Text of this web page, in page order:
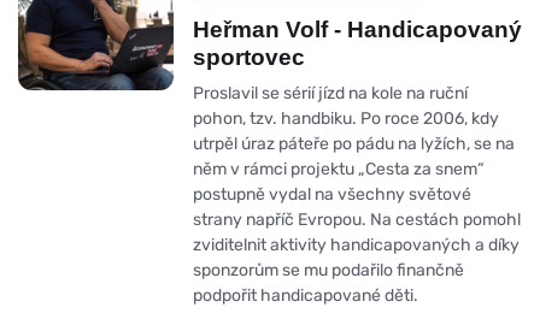
Heřman Volf - Handicapovaný
sportovec
Proslavil se sérií jízd na kole na ruční
pohon, tzv. handbiku. Po roce 2006, kdy
utrpěl úraz páteře po pádu na lyžích, se na
něm v rámci projektu „Cesta za snem“
postupně vydal na všechny světové
strany napříč Evropou. Na cestách pomohl
zviditelnit aktivity handicapovaných a díky
sponzorům se mu podařilo finančně
podpořit handicapované děti.